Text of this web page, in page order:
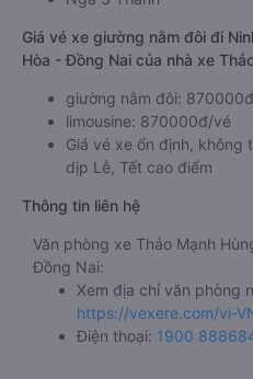
Giá vé xe giường nằm đôi đi
Hòa - Đồng Nai của nhà xe
giường nằm đôi:
limousine: 870000đ/vé
Giá vé xe ổn định,
dịp Lễ, Tết cao điểm
Thông tin liên hệ
Văn phòng xe Thảo Mạnh
Đồng Nai:
Xem địa chỉ văn phòng
https://vexere.com/vi-
Điện thoại: 1900